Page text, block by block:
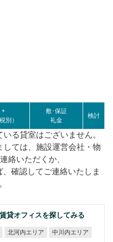
+
別）
敷･保証
礼金
検討
る貸室はございません。
ては、施設運営会社・物
絡いただくか、
、確認してご連絡いたしま
貸オフィスを探してみる
北河内エリア 中川内エリア